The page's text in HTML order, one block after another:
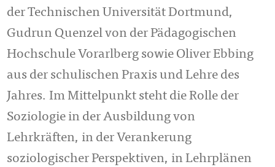
der Technischen Universität Dortmund,
Gudrun Quenzel von der Pädagogischen
Hochschule Vorarlberg sowie Oliver Ebbing
aus der schulischen Praxis und Lehre des
Jahres. Im Mittelpunkt steht die Rolle der
Soziologie in der Ausbildung von
Lehrkräften, in der Verankerung
soziologischer Perspektiven, in Lehrplänen